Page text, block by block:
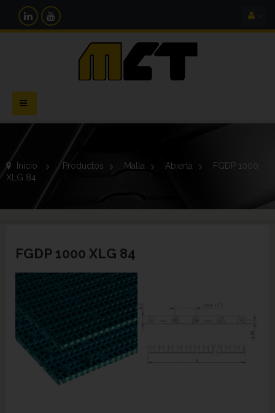
Navegación
Toggle
Inicio > Productos > Malla > Abierta >
FGDP 1000
XLG 84
FGDP 1000 XLG 84